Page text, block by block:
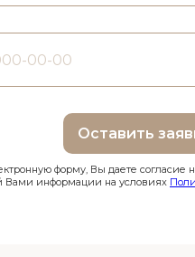
Оставить
форму, Вы даете согласие
Вами информации на условиях